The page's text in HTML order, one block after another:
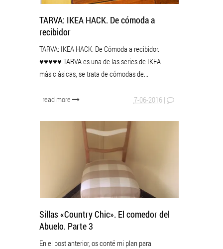
TARVA: IKEA HACK. De cómoda a
recibidor
TARVA: IKEA HACK. De Cómoda a recibidor.
♥♥♥♥♥ TARVA es una de las series de IKEA
más clásicas, se trata de cómodas de...
read more 7-06-2016 |
Sillas «Country Chic». El comedor del
Abuelo. Parte 3
En el post anterior, os conté mi plan para